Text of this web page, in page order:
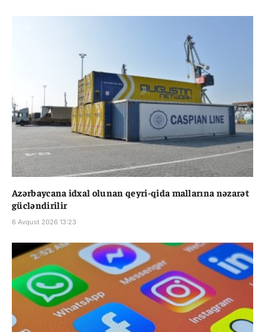
Azərbaycana idxal olunan qeyri-qida mallarına nəzarət
gücləndirilir
6 Avqust 2026 13:23